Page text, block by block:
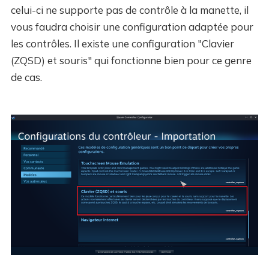
celui-ci ne supporte pas de contrôle à la manette, il
vous faudra choisir une configuration adaptée pour
les contrôles. Il existe une configuration "Clavier
(ZQSD) et souris" qui fonctionne bien pour ce genre
de cas.